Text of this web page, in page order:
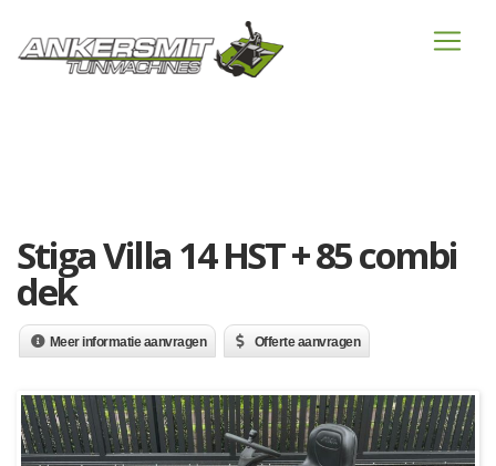
Stiga Villa 14 HST + 85 combi
dek
Meer informatie aanvragen Offerte aanvragen